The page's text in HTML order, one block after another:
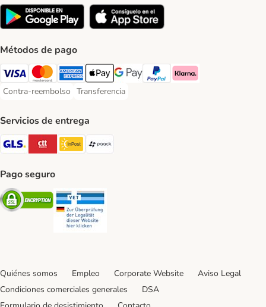
Métodos de pago
Visa Payment Method
Mastercard Payment Method
American Express Payment Method
Apple Pay Payment Method
Google Pay Payment Method
PayPal Payment Method
Klarna Payment Method
Contra-reembolso
Contra-reembolso Payment Method
Transferencia
Transferencia Payment Method
Servicios de entrega
GLS Shipping Method
CTTExpress Shipping Method
InPost Shipping Method
paack Shipping Method
Pago seguro
Security
Quiénes somos Empleo Corporate Website
Aviso Legal
Condiciones comerciales generales
DSA